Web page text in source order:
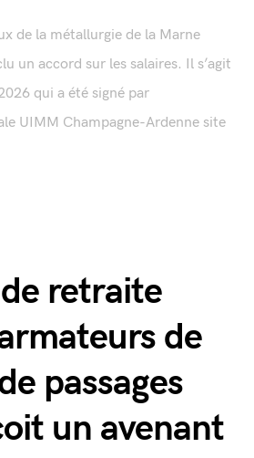
de la métallurgie de la Marne
un accord sur les salaires. Il s’agit
qui a été signé par
UIMM Champagne-Ardenne site
de retraite
de
passages
un avenant